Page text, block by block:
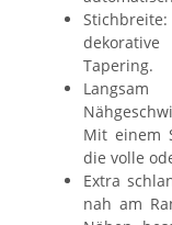
Tapering.
Mit einem
die volle
Extra
nah am